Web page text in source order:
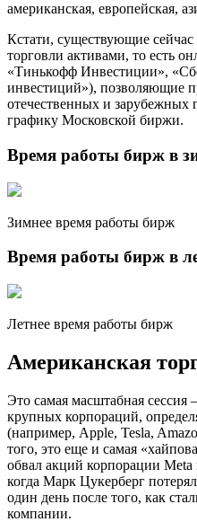
американская, европейская,
Кстати, существующие
торговли активами, то есть
«Тинькофф Инвестиции»,
инвестиций»), позволяющие
отечественных и зарубежных
графику Московской биржи.
Время работы бирж в
Зимнее время работы бирж
Время работы бирж в
Летнее время работы бирж
Американская
Это самая масштабная сессия
крупных корпораций,
(например, Apple, Tesla,
того, это еще и самая
обвал акций корпорации Meta
когда Марк Цукерберг
один день после того, как
компании.